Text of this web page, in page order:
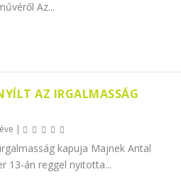
Az...
AZ IRGALMASSÁG
|
kapuja Majnek Antal
13-án reggel nyitotta...